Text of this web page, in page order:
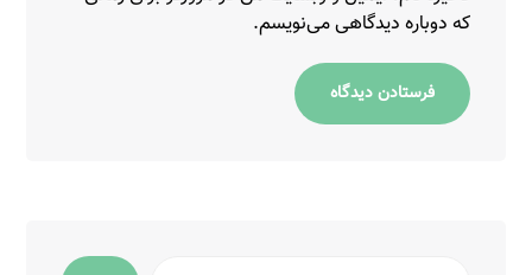
که دوباره دیدگاهی می‌نویسم.
فرستادن دیدگاه